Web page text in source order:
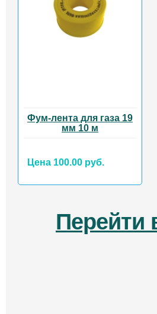
Фум-лента для газа 19
мм 10 м
Цена 100.00 руб.
Перейти